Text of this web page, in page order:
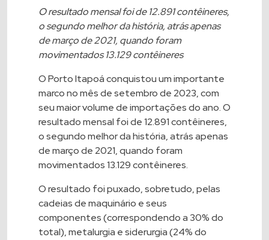
O resultado mensal foi de 12.891 contêineres,
o segundo melhor da história, atrás apenas
de março de 2021, quando foram
movimentados 13.129 contêineres
O Porto Itapoá conquistou um importante
marco no mês de setembro de 2023, com
seu maior volume de importações do ano. O
resultado mensal foi de 12.891 contêineres,
o segundo melhor da história, atrás apenas
de março de 2021, quando foram
movimentados 13.129 contêineres.
O resultado foi puxado, sobretudo, pelas
cadeias de maquinário e seus
componentes (correspondendo a 30% do
total), metalurgia e siderurgia (24% do